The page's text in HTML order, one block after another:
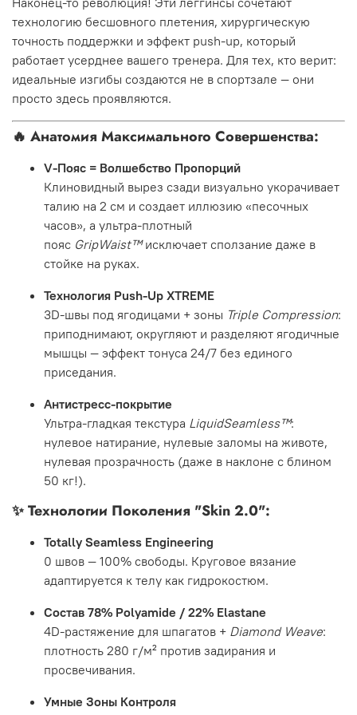
технологию бесшовного плетения, хирургическую
точность поддержки и эффект push-up, который
работает усерднее вашего тренера. Для тех, кто верит:
идеальные изгибы создаются не в спортзале — они
просто здесь проявляются.
🔥 Анатомия Максимального Совершенства:
V-Пояс = Волшебство Пропорций
Клиновидный вырез сзади визуально укорачивает
талию на 2 см и создает иллюзию «песочных
часов», а ультра-плотный
пояс GripWaist™ исключает сползание даже в
стойке на руках.
Технология Push-Up XTREME
3D-швы под ягодицами + зоны Triple Compression:
приподнимают, округляют и разделяют ягодичные
мышцы — эффект тонуса 24/7 без единого
приседания.
Антистресс-покрытие
Ультра-гладкая текстура LiquidSeamless™:
нулевое натирание, нулевые заломы на животе,
нулевая прозрачность (даже в наклоне с блином
50 кг!).
✨Технологии Поколения "Skin 2.0":
Totally Seamless Engineering
0 швов — 100% свободы. Круговое вязание
адаптируется к телу как гидрокостюм.
Состав 78% Polyamide / 22% Elastane
4D-растяжение для шпагатов + Diamond Weave:
плотность 280 г/м² против задирания и
просвечивания.
Умные Зоны Контроля